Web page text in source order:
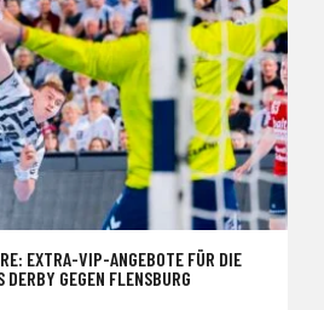
EXTRA-VIP-ANGEBOTE FÜR DIE
DERBY GEGEN FLENSBURG